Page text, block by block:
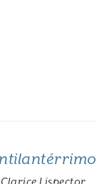
Clarice Lispector